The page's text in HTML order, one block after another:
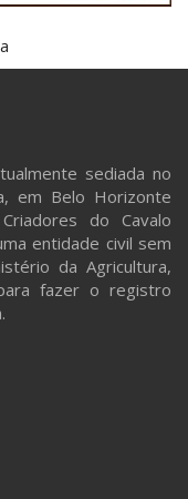
sediada no
em Belo Horizonte
do Cavalo
entidade civil sem
da Agricultura,
fazer o registro